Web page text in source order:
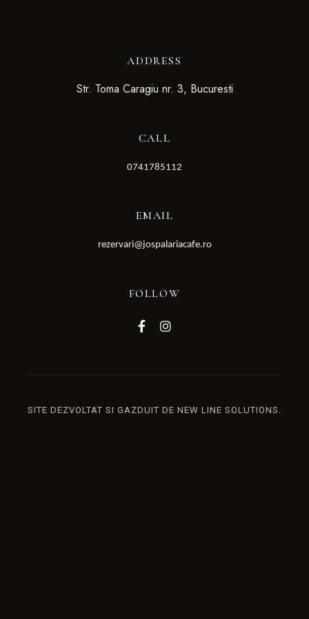
ADDRESS
Str. Toma Caragiu nr. 3, Bucuresti
CALL
0741785112
EMAIL
rezervari@jospalariacafe.ro
FOLLOW
SITE DEZVOLTAT SI GAZDUIT DE NEW LINE SOLUTIONS .